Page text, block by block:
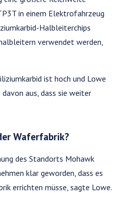
in einem Elektrofahrzeug
Halbleiterchips
verwendet werden,
ist hoch und Lowe
aus, dass sie weiter
Waferfabrik?
des Standorts Mohawk
klar geworden, dass es
errichten müsse, sagte Lowe.